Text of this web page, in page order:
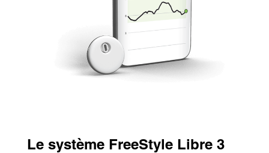
Le système FreeStyle Libre 3